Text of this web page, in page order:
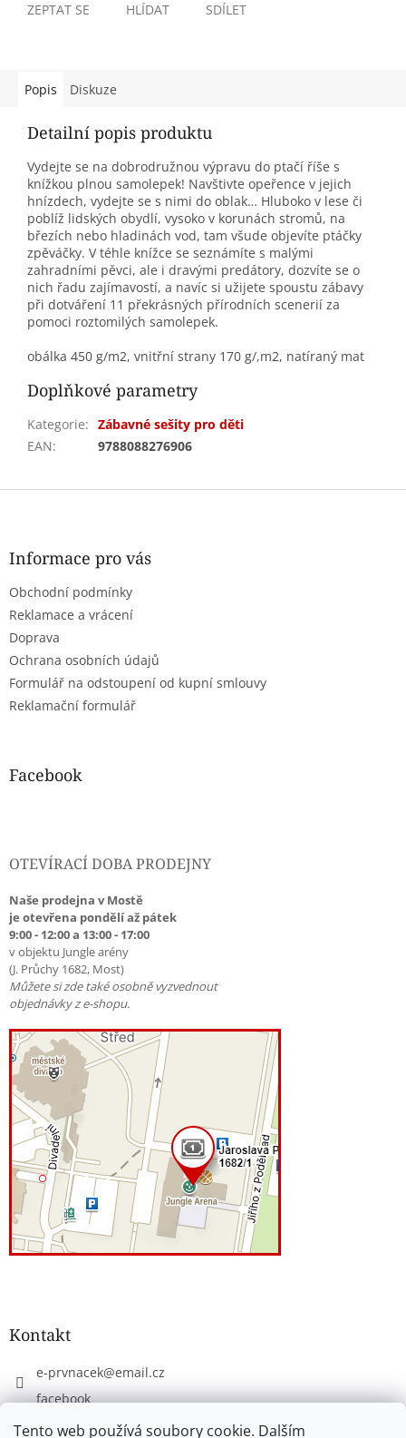
Tento web používá soubory cookie. Dalším
ZEPTAT SE HLÍDAT SDÍLET
Popis Diskuze
Detailní popis produktu
Vydejte se na dobrodružnou výpravu do ptačí říše s
knížkou plnou samolepek! Navštivte opeřence v jejich
hnízdech, vydejte se s nimi do oblak… Hluboko v lese či
poblíž lidských obydlí, vysoko v korunách stromů, na
březích nebo hladinách vod, tam všude objevíte ptáčky
zpěváčky. V téhle knížce se seznámíte s malými
zahradními pěvci, ale i dravými predátory, dozvíte se o
nich řadu zajímavostí, a navíc si užijete spoustu zábavy
při dotváření 11 překrásných přírodních scenerií za
pomoci roztomilých samolepek.
obálka 450 g/m2, vnitřní strany 170 g/,m2, natíraný mat
Doplňkové parametry
Kategorie: Zábavné sešity pro děti
EAN: 9788088276906
Z
Informace pro vás
Obchodní podmínky
Reklamace a vrácení
Doprava
Ochrana osobních údajů
Formulář na odstoupení od kupní smlouvy
Reklamační formulář
Facebook
OTEVÍRACÍ DOBA PRODEJNY
Naše prodejna v Mostě
je otevřena pondělí až pátek
9:00 - 12:00 a 13:00 - 17:00
v objektu Jungle arény
(J. Průchy 1682, Most)
Můžete si zde také osobně vyzvednout
objednávky z e-shopu.
Kontakt
e-prvnacek@email.cz
facebook
eprvnacek